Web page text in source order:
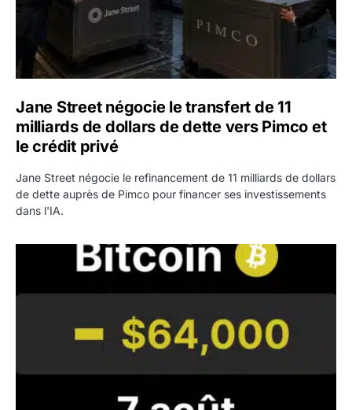
Jane Street négocie le transfert de 11
milliards de dollars de dette vers Pimco et
le crédit privé
Jane Street négocie le refinancement de 11 milliards de dollars
de dette auprès de Pimco pour financer ses investissements
dans l'IA.
Bitcoin stagne à 64 000 dollars pendant que les